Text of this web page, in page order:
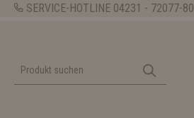
SERVICE-HOTLINE 04231 - 72077-80